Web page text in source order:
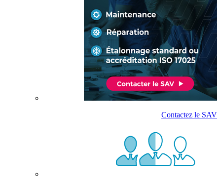
Contactez le SAV